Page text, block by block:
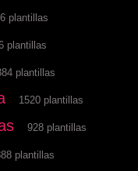
plantillas
plantillas
plantillas
1520 plantillas
928 plantillas
plantillas